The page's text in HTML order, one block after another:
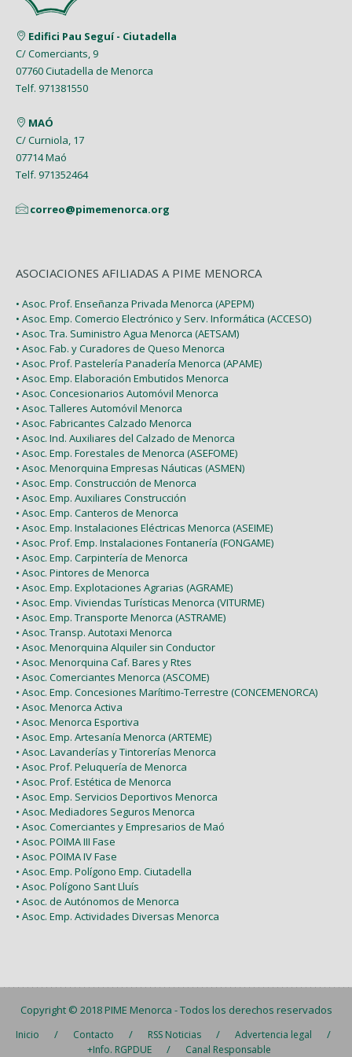
Enero (7)
Febrero (4)
Enero (9)
Febrero (7)
Enero (1)
Marzo (5)
Febrero (1)
Enero (2)
Junio (8)
Mayo (7)
Abril (4)
Febrero (6)
Enero (2)
Edifici Pau Seguí - Ciutadella
C/ Comerciants, 9
07760 Ciutadella de Menorca
Telf. 971381550
MAÓ
C/ Curniola, 17
07714 Maó
Telf. 971352464
correo@pimemenorca.org
ASOCIACIONES AFILIADAS A PIME MENORCA
• Asoc. Prof. Enseñanza Privada Menorca (APEPM)
• Asoc. Emp. Comercio Electrónico y Serv. Informática (ACCESO)
• Asoc. Tra. Suministro Agua Menorca (AETSAM)
• Asoc. Fab. y Curadores de Queso Menorca
• Asoc. Prof. Pastelería Panadería Menorca (APAME)
• Asoc. Emp. Elaboración Embutidos Menorca
• Asoc. Concesionarios Automóvil Menorca
• Asoc. Talleres Automóvil Menorca
• Asoc. Fabricantes Calzado Menorca
• Asoc. Ind. Auxiliares del Calzado de Menorca
• Asoc. Emp. Forestales de Menorca (ASEFOME)
• Asoc. Menorquina Empresas Náuticas (ASMEN)
• Asoc. Emp. Construcción de Menorca
• Asoc. Emp. Auxiliares Construcción
• Asoc. Emp. Canteros de Menorca
• Asoc. Emp. Instalaciones Eléctricas Menorca (ASEIME)
• Asoc. Prof. Emp. Instalaciones Fontanería (FONGAME)
• Asoc. Emp. Carpintería de Menorca
• Asoc. Pintores de Menorca
• Asoc. Emp. Explotaciones Agrarias (AGRAME)
• Asoc. Emp. Viviendas Turísticas Menorca (VITURME)
• Asoc. Emp. Transporte Menorca (ASTRAME)
• Asoc. Transp. Autotaxi Menorca
• Asoc. Menorquina Alquiler sin Conductor
• Asoc. Menorquina Caf. Bares y Rtes
• Asoc. Comerciantes Menorca (ASCOME)
• Asoc. Emp. Concesiones Marítimo-Terrestre (CONCEMENORCA)
• Asoc. Menorca Activa
• Asoc. Menorca Esportiva
• Asoc. Emp. Artesanía Menorca (ARTEME)
• Asoc. Lavanderías y Tintorerías Menorca
• Asoc. Prof. Peluquería de Menorca
• Asoc. Prof. Estética de Menorca
• Asoc. Emp. Servicios Deportivos Menorca
• Asoc. Mediadores Seguros Menorca
• Asoc. Comerciantes y Empresarios de Maó
• Asoc. POIMA III Fase
• Asoc. POIMA IV Fase
• Asoc. Emp. Polígono Emp. Ciutadella
• Asoc. Polígono Sant Lluís
• Asoc. de Autónomos de Menorca
• Asoc. Emp. Actividades Diversas Menorca
Copyright © 2018PIME Menorca - Todos los derechos reservados
Inicio / Contacto / RSS Noticias / Advertencia legal /
+Info. RGPDUE / Canal Responsable